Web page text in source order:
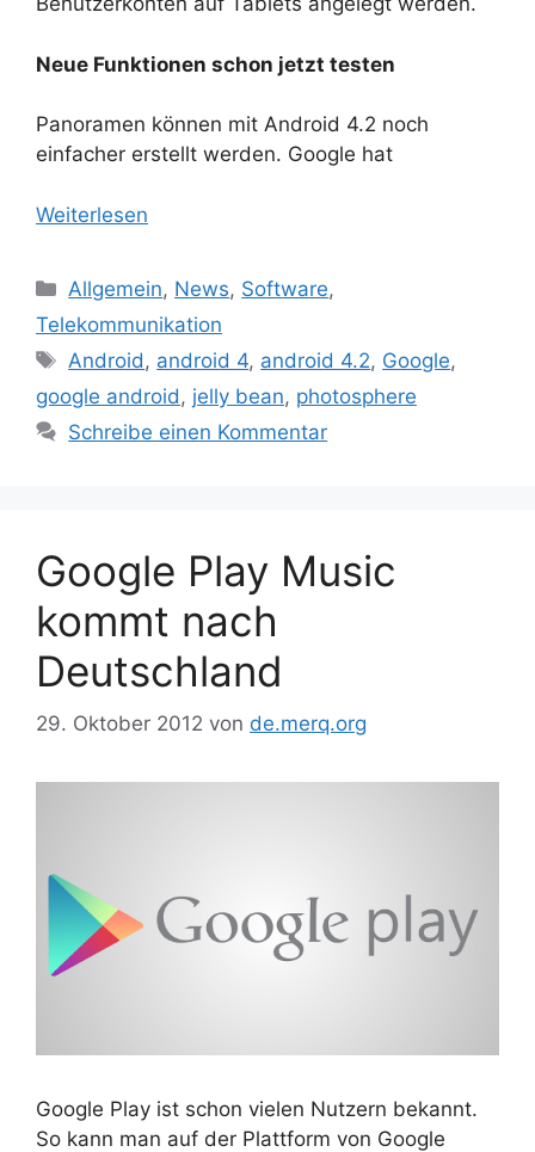
Neue Funktionen schon jetzt testen
Panoramen können mit Android 4.2 noch
einfacher erstellt werden. Google hat
Weiterlesen
Kategorien
Allgemein, News, Software,
Telekommunikation
Schlagwörter
Android , android 4, android 4.2, Google,
google android , jelly bean, photosphere
Schreibe einen Kommentar
Google Play Music
kommt nach
Deutschland
29. Oktober 2012 von de.merq.org
Google Play ist schon vielen Nutzern bekannt.
So kann man auf der Plattform von Google